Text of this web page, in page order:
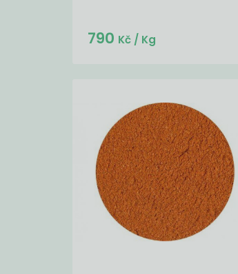
Do košíku:
790 Kč/ Kg